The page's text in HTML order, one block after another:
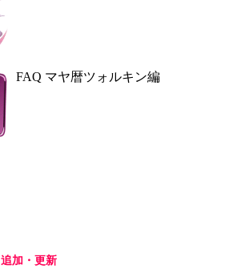
FAQ マヤ暦ツォルキン編
追加・更新